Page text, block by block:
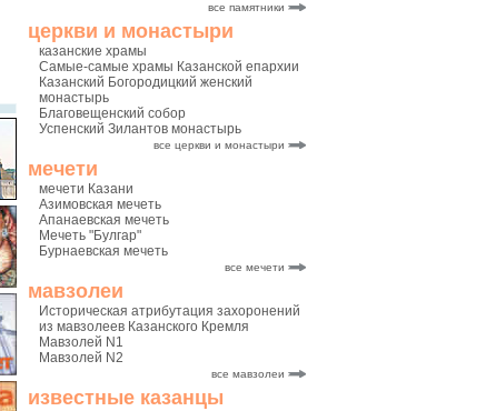
все памятники
церкви и монастыри
казанские храмы
Самые-самые храмы Казанской епархии
Казанский Богородицкий женский
монастырь
Благовещенский собор
Успенский Зилантов монастырь
все церкви и монастыри
мечети
мечети Казани
Азимовская мечеть
Апанаевская мечеть
Мечеть "Булгар"
Бурнаевская мечеть
все мечети
мавзолеи
Историческая атрибутация захоронений
из мавзолеев Казанского Кремля
Мавзолей N1
Мавзолей N2
все мавзолеи
известные казанцы